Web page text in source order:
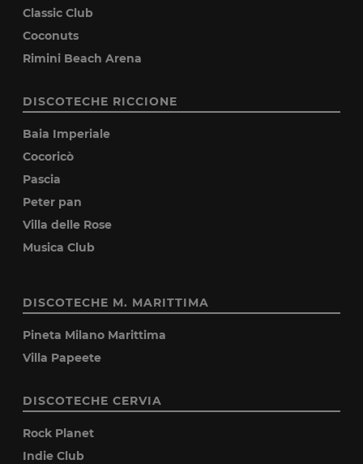
Classic Club
Coconuts
Rimini Beach Arena
DISCOTECHE RICCIONE
Baia Imperiale
Cocoricò
Pascia
Peter pan
Villa delle Rose
Musica Club
DISCOTECHE M. MARITTIMA
Pineta Milano Marittima
Villa Papeete
DISCOTECHE CERVIA
Rock Planet
Indie Club